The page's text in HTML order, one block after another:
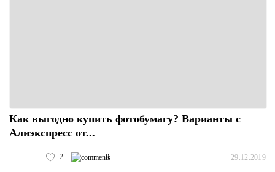
Как выгодно купить фотобумагу? Варианты с
Алиэкспресс от...
2 0 29.12.2019